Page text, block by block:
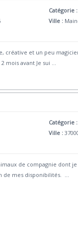
Catégorie :
Ville :
créative et un peu
mois avant Je sui
Catégorie :
Ville :
de compagnie dont
mes disponibilités.